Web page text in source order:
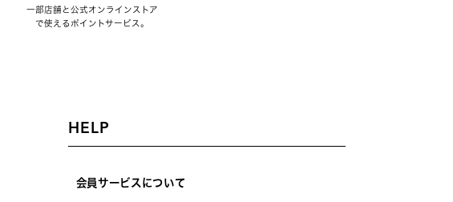
一部店舗と公式オンラインストア
で使えるポイントサービス。
HELP
会員サービスについて